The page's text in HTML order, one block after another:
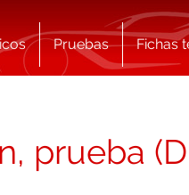
Pruebas Fichas
prueba